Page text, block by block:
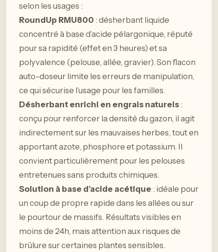
selon les usages :
RoundUp RMU800 : désherbant liquide
concentré à base d’acide pélargonique, réputé
pour sa rapidité (effet en 3 heures) et sa
polyvalence (pelouse, allée, gravier). Son flacon
auto-doseur limite les erreurs de manipulation,
ce qui sécurise l’usage pour les familles.
Désherbant enrichi en engrais naturels :
conçu pour renforcer la densité du gazon, il agit
indirectement sur les mauvaises herbes, tout en
apportant azote, phosphore et potassium. Il
convient particulièrement pour les pelouses
entretenues sans produits chimiques.
Solution à base d’acide acétique : idéale pour
un coup de propre rapide dans les allées ou sur
le pourtour de massifs. Résultats visibles en
moins de 24h, mais attention aux risques de
brûlure sur certaines plantes sensibles.